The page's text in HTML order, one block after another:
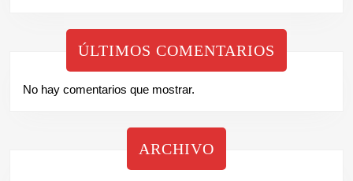
ÚLTIMOS COMENTARIOS
No hay comentarios que mostrar.
ARCHIVO